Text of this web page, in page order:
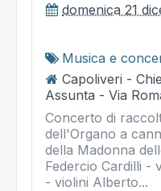
domenica 21
Musica e
Capoliveri -
Assunta - Via
Concerto di
dell'Organo a
della Madonna
Federcio Cardilli -
- violini Alberto...